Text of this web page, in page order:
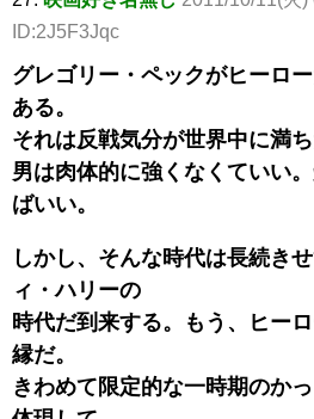
ID:2J5F3Jqc
グレゴリー・ペックがヒーロ
ある。
それは反戦気分が世界中に満
男は肉体的に強くなくていい
ばいい。
しかし、そんな時代は長続き
ィ・ハリーの
時代だ到来する。もう、ヒー
縁だ。
きわめて限定的な一時期のか